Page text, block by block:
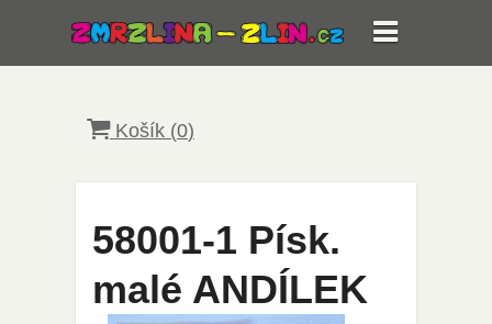
Košík (0)
58001-1 Písk.
malé ANDÍLEK